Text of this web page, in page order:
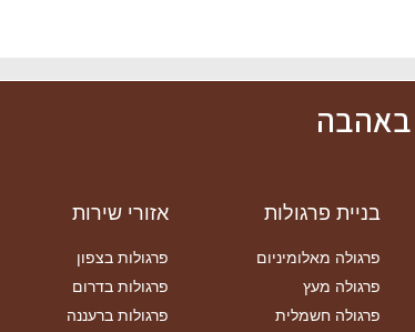
באהבה
בניית פרגולות
פרגולה מאלומיניום
פרגולה מעץ
פרגולה חשמלית
אזורי שירות
פרגולות בצפון
פרגולות בדרום
פרגולות ברעננה